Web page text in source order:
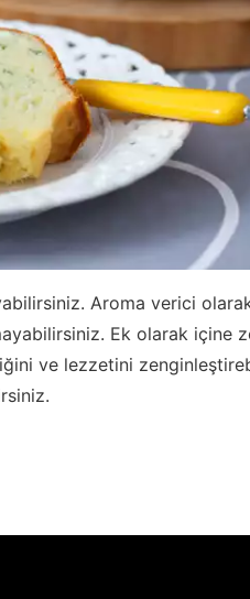
Aroma verici
Ek olarak içine
ve lezzetini